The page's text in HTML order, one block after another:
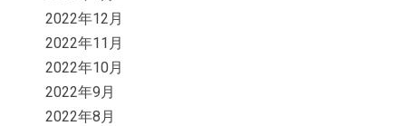
2022年12月
2022年11月
2022年10月
2022年9月
2022年8月